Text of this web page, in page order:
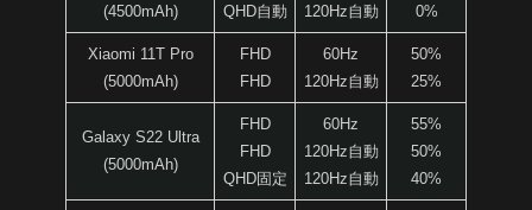
(4500mAh)
QHD自動
120Hz自動
0%
Xiaomi 11T Pro
(5000mAh)
FHD
FHD
60Hz
120Hz自動
50%
25%
Galaxy S22 Ultra
(5000mAh)
FHD
FHD
QHD固定
60Hz
120Hz自動
120Hz自動
55%
50%
40%